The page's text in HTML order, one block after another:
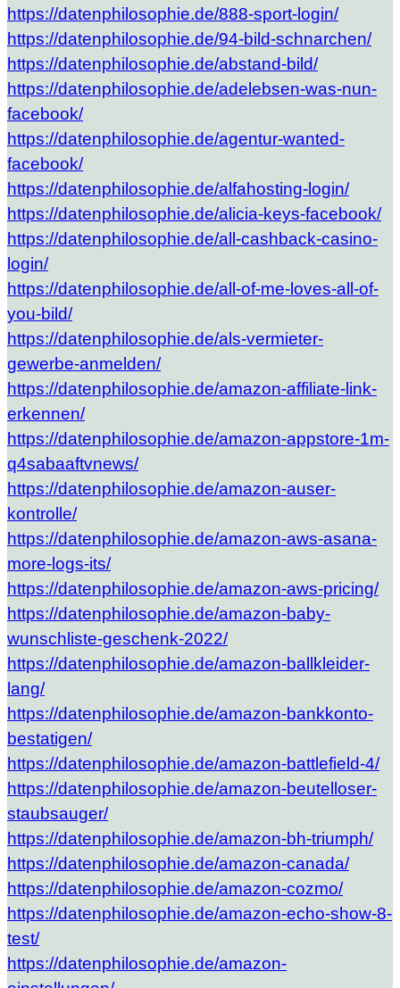
https://datenphilosophie.de/888-sport-login/
https://datenphilosophie.de/94-bild-schnarchen/
https://datenphilosophie.de/abstand-bild/
https://datenphilosophie.de/adelebsen-was-nun-
facebook/
https://datenphilosophie.de/agentur-wanted-
facebook/
https://datenphilosophie.de/alfahosting-login/
https://datenphilosophie.de/alicia-keys-facebook/
https://datenphilosophie.de/all-cashback-casino-
login/
https://datenphilosophie.de/all-of-me-loves-all-of-
you-bild/
https://datenphilosophie.de/als-vermieter-
gewerbe-anmelden/
https://datenphilosophie.de/amazon-affiliate-link-
erkennen/
https://datenphilosophie.de/amazon-appstore-1m-
q4sabaaftvnews/
https://datenphilosophie.de/amazon-auser-
kontrolle/
https://datenphilosophie.de/amazon-aws-asana-
more-logs-its/
https://datenphilosophie.de/amazon-aws-pricing/
https://datenphilosophie.de/amazon-baby-
wunschliste-geschenk-2022/
https://datenphilosophie.de/amazon-ballkleider-
lang/
https://datenphilosophie.de/amazon-bankkonto-
bestatigen/
https://datenphilosophie.de/amazon-battlefield-4/
https://datenphilosophie.de/amazon-beutelloser-
staubsauger/
https://datenphilosophie.de/amazon-bh-triumph/
https://datenphilosophie.de/amazon-canada/
https://datenphilosophie.de/amazon-cozmo/
https://datenphilosophie.de/amazon-echo-show-8-
test/
https://datenphilosophie.de/amazon-